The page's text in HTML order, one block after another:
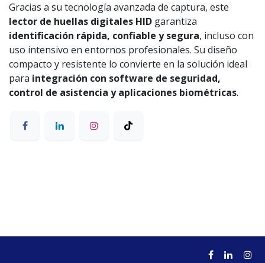
Gracias a su tecnología avanzada de captura, este
lector de huellas digitales HID garantiza
identificación rápida, confiable y segura, incluso con
uso intensivo en entornos profesionales. Su diseño
compacto y resistente lo convierte en la solución ideal
para integración con software de seguridad,
control de asistencia y aplicaciones biométricas.